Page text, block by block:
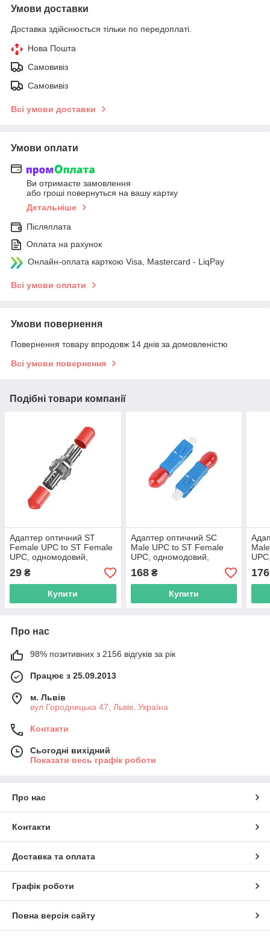
Умови доставки
Доставка здійснюється тільки по передоплаті.
Нова Пошта
Самовивіз
Самовивіз
Всі умови доставки
Умови оплати
Ви отримаєте замовлення
або гроші повернуться на вашу картку
Детальніше
Післяплата
Оплата на рахунок
Онлайн-оплата карткою Visa, Mastercard - LiqPay
Всі умови оплати
Умови повернення
Повернення товару впродовж 14 днів за домовленістю
Всі умови повернення
Подібні товари компанії
Адаптер оптичний ST
Female UPC to ST Female
UPC, одномодовий,
з'єднувач для
оптоволокна, круглий
29 ₴
Купити
Адаптер оптичний SC
Male UPC to ST Female
UPC, одномодовий,
з'єднувач для оптоволокна
168₴
Купити
176
Про нас
98% позитивних з 2156 відгуків за рік
Працює з 25.09.2013
м. Львів
вул Городницька 47, Львів, Україна
Контакти
Сьогодні вихідний
Показати весь графік роботи
Про нас
Контакти
Доставка та оплата
Графік роботи
Повна версія сайту